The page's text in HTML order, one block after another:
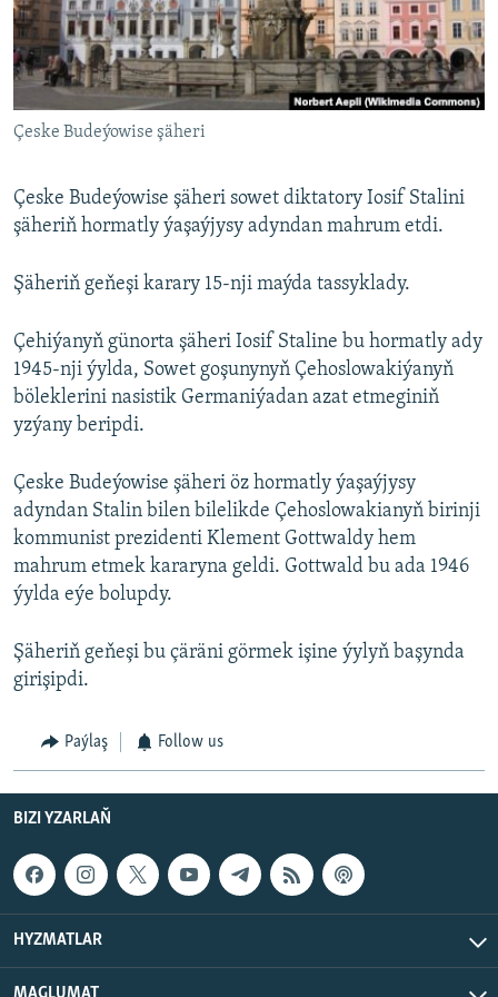
Çeske Budeýowise şäheri
Çeske Budeýowise şäheri sowet diktatory Iosif Stalini
şäheriň hormatly ýaşaýjysy adyndan mahrum etdi.
Şäheriň geňeşi karary 15-nji maýda tassyklady.
Çehiýanyň günorta şäheri Iosif Staline bu hormatly ady
1945-nji ýylda, Sowet goşunynyň Çehoslowakiýanyň
böleklerini nasistik Germaniýadan azat etmeginiň
yzýany beripdi.
Çeske Budeýowise şäheri öz hormatly ýaşaýjysy
adyndan Stalin bilen bilelikde Çehoslowakianyň birinji
kommunist prezidenti Klement Gottwaldy hem
mahrum etmek kararyna geldi. Gottwald bu ada 1946
ýylda eýe bolupdy.
Şäheriň geňeşi bu çäräni görmek işine ýylyň başynda
girişipdi.
Paýlaş Follow us
BIZI YZARLAŇ
HYZMATLAR